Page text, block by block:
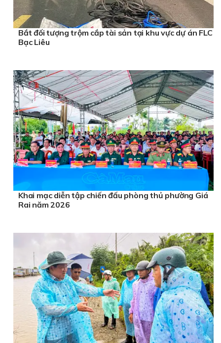
Bắt đối tượng trộm cắp tài sản tại khu vực dự án FLC
Bạc Liêu
Khai mạc diễn tập chiến đấu phòng thủ phường Giá
Rai năm 2026